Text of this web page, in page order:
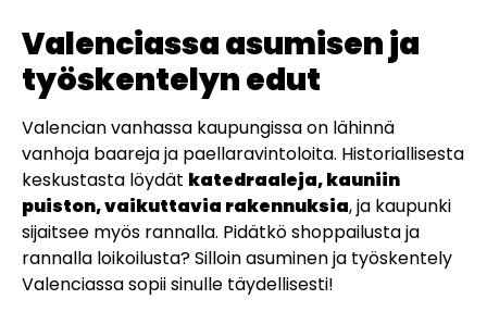
Valenciassa asumisen ja
työskentelyn edut
Valencian vanhassa kaupungissa on lähinnä
vanhoja baareja ja paellaravintoloita. Historiallisesta
keskustasta löydät katedraaleja, kauniin
puiston, vaikuttavia rakennuksia, ja kaupunki
sijaitsee myös rannalla. Pidätkö shoppailusta ja
rannalla loikoilusta? Silloin asuminen ja työskentely
Valenciassa sopii sinulle täydellisesti!